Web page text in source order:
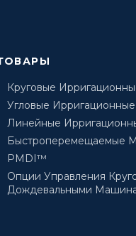
Круговые
Угловые
Линейные
Быстроперемещаемые
PMDI™
Опции Управления
Дождевальными